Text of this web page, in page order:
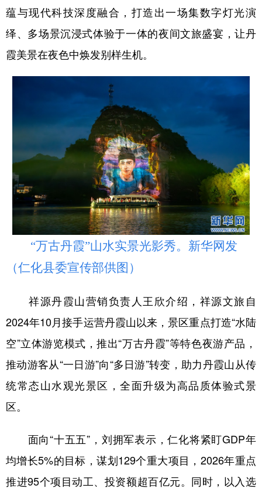
蕴与现代科技深度融合，打造出一场集数字灯光演
绎、多场景沉浸式体验于一体的夜间文旅盛宴，让丹
霞美景在夜色中焕发别样生机。
“万古丹霞”山水实景光影秀。新华网发
（仁化县委宣传部供图）
祥源丹霞山营销负责人王欣介绍，祥源文旅自
2024年10月接手运营丹霞山以来，景区重点打造“水陆
空”立体游览模式，推出“万古丹霞”等特色夜游产品，
推动游客从“一日游”向“多日游”转变，助力丹霞山从传
统常态山水观光景区，全面升级为高品质体验式景
区。
面向“十五五”，刘拥军表示，仁化将紧盯GDP年
均增长5%的目标，谋划129个重大项目，2026年重点
推进95个项目动工、投资额超百亿元。同时，以入选